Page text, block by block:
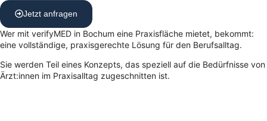
Jetzt anfragen
Wer mit verifyMED in Bochum eine Praxisfläche mietet, bekommt:
eine vollständige, praxisgerechte Lösung für den Berufsalltag.
Sie werden Teil eines Konzepts, das speziell auf die Bedürfnisse von
Ärzt:innen im Praxisalltag zugeschnitten ist.